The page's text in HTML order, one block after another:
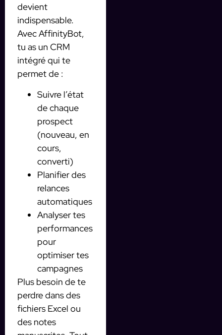
devient
indispensable.
Avec AffinityBot,
tu as un CRM
intégré qui te
permet de :
Suivre l’état
de chaque
prospect
(nouveau, en
cours,
converti)
Planifier des
relances
automatiques
Analyser tes
performances
pour
optimiser tes
campagnes
Plus besoin de te
perdre dans des
fichiers Excel ou
des notes